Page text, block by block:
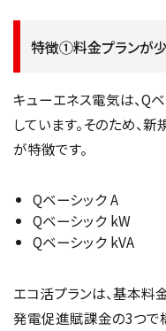
特徴①料金プランが
キューエネス電気は、Q
しています。そのため、
が特徴です。
Qベーシック A
Qベーシック kW
Qベーシック kVA
エコ活プランは、基本料
発電促進賦課金の3つで